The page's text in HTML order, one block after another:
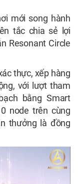
mới song hành
tắc chia sẻ lợi
Resonant Circle
thực, xếp hàng
với lượt tham
bằng Smart
node trên cùng
thưởng là đồng